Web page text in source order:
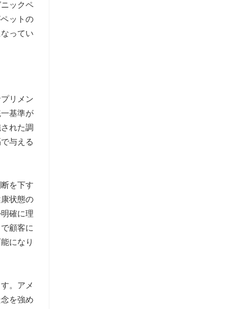
ックペ
ットの
ってい
リメン
基準が
れた調
与える
を下す
状態の
確に理
顧客に
になり
。アメ
を強め